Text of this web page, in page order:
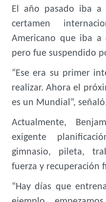
El año pasado iba
certamen
Americano que iba a
pero fue suspendido
“Ese era su primer
realizar. Ahora el
es un Mundial”,
Actualmente,
exigente
gimnasio, pileta,
fuerza y recuperación
“Hay días que